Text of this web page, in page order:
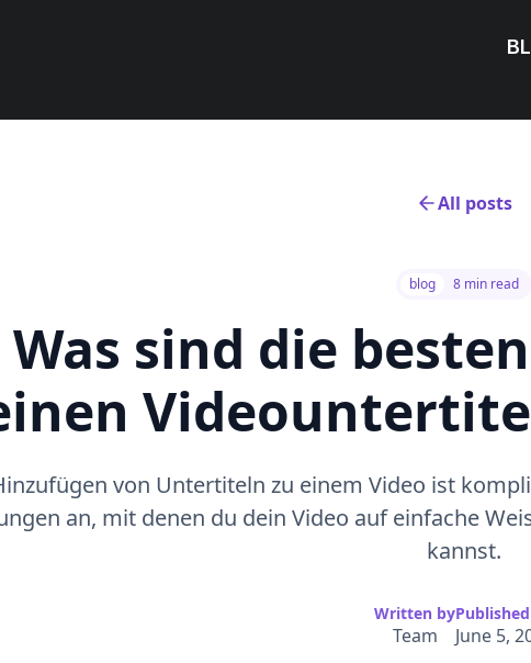
All posts
blog 8 min read
Was sind die
von Untertiteln zu einem Video ist
an, mit denen du dein Video auf einfache
kannst.
Written by
Team June 5,